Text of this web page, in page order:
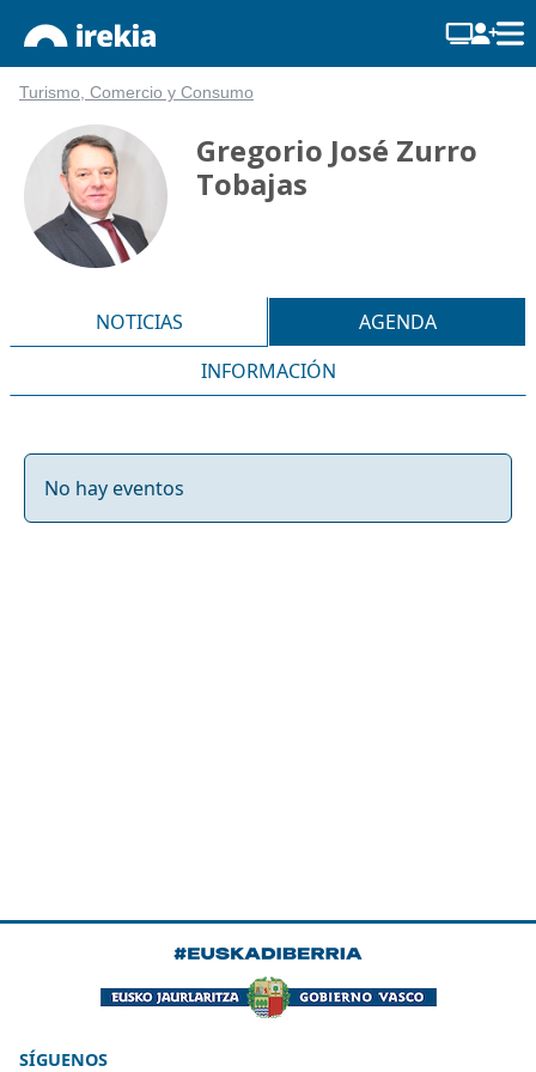
Turismo, Comercio y Consumo
Gregorio José Zurro
Tobajas
NOTICIAS
AGENDA
INFORMACIÓN
No hay eventos
SÍGUENOS